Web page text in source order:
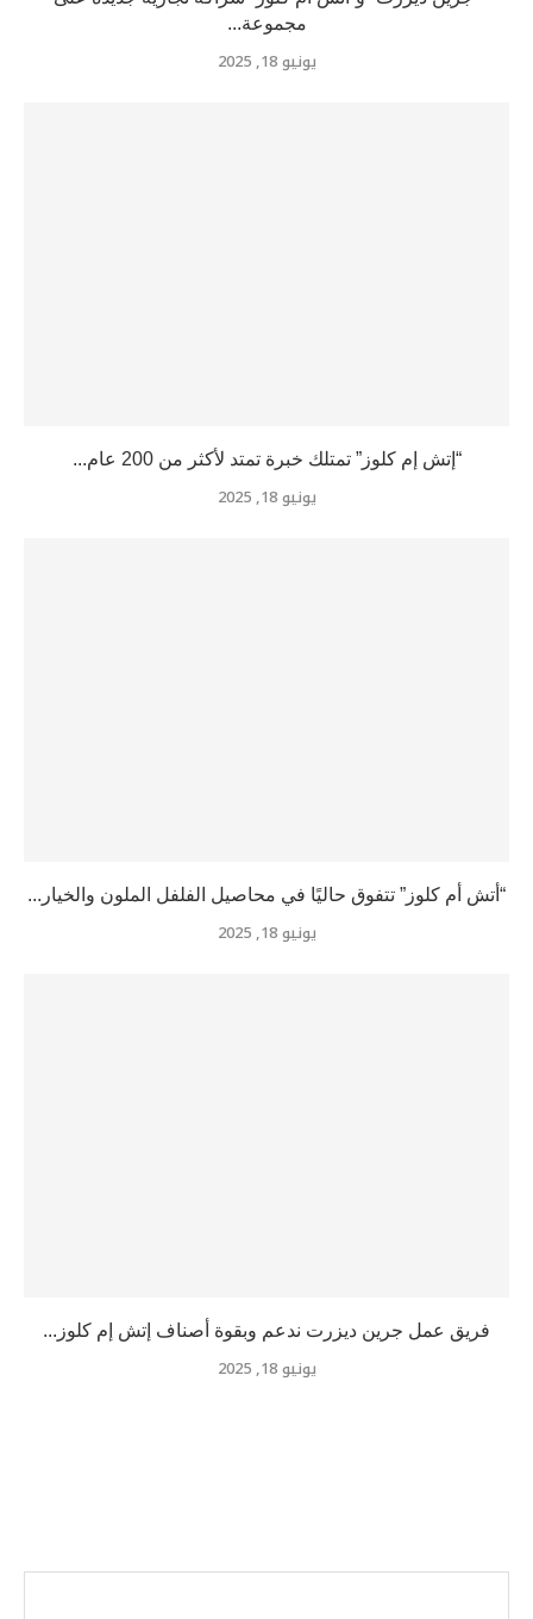
مجموعة...
يونيو 18, 2025
“إتش إم كلوز” تمتلك خبرة تمتد لأكثر من 200 عام...
يونيو 18, 2025
“أتش أم كلوز” تتفوق حاليًا في محاصيل الفلفل الملون والخيار...
يونيو 18, 2025
فريق عمل جرين ديزرت ندعم وبقوة أصناف إتش إم كلوز...
يونيو 18, 2025